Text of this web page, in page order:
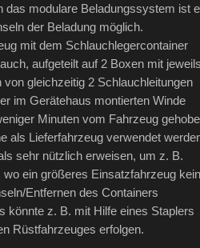
das modulare Beladungssystem ist
der Beladung möglich.
mit dem Schlauchlegercontainer
aufgeteilt auf 2 Boxen mit
gleichzeitig 2 Schlauchleitungen
im Gerätehaus montierten Winde
Minuten vom Fahrzeug
als Lieferfahrzeug verwendet
sehr nützlich erweisen, um z. B.
wo ein größeres Einsatzfahrzeug
Entfernen des Containers
könnte z. B. mit Hilfe eines Staplers
Rüstfahrzeuges erfolgen.